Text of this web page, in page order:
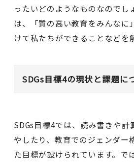
ったいどのようなものなのでし
は、「質の高い教育をみんなに
けて私たちができることなどを
SDGs目標4の現状と課題に
SDGs目標4では、読み書きや計
やしたり、教育でのジェンダー
た目標が設けられています。で